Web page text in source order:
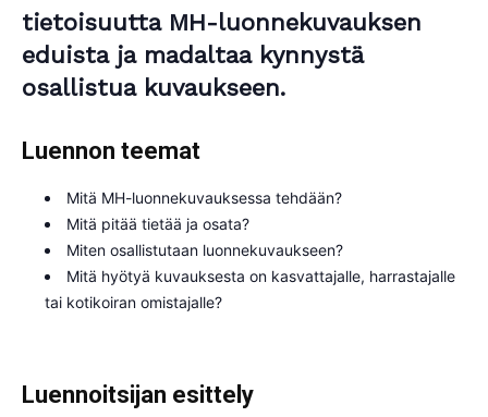
tietoisuutta MH-luonnekuvauksen
eduista ja madaltaa kynnystä
osallistua kuvaukseen.
Luennon teemat
Mitä MH-luonnekuvauksessa tehdään?
Mitä pitää tietää ja osata?
Miten osallistutaan luonnekuvaukseen?
Mitä hyötyä kuvauksesta on kasvattajalle, harrastajalle
tai kotikoiran omistajalle?
Luennoitsijan esittely